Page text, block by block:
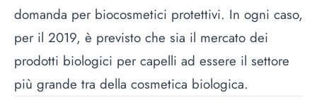
domanda per biocosmetici protettivi. In ogni caso,
per il 2019, è previsto che sia il mercato dei
prodotti biologici per capelli ad essere il settore
più grande tra della cosmetica biologica.